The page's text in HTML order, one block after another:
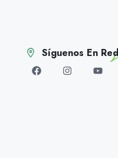
Síguenos En